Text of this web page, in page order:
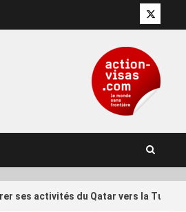
Twitter
ses activités du Qatar vers la